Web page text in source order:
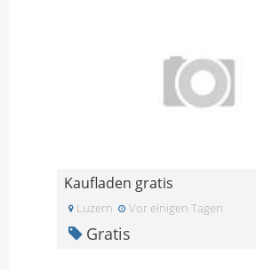
Kaufladen gratis
Luzern Vor einigen Tagen
Gratis